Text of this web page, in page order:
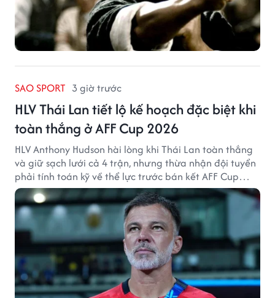
SAO SPORT 3 giờ trước
HLV Thái Lan tiết lộ kế hoạch đặc biệt khi
toàn thắng ở AFF Cup 2026
HLV Anthony Hudson hài lòng khi Thái Lan toàn thắng
và giữ sạch lưới cả 4 trận, nhưng thừa nhận đội tuyển
phải tính toán kỹ về thể lực trước bán kết AFF Cup
2026.